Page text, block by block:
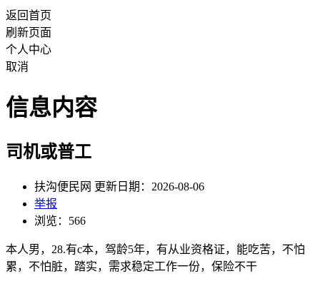
返回首页
刷新页面
个人中心
取消
信息内容
司机或普工
扶沟便民网 更新日期：2026-08-06
举报
浏览：566
本人男，28.有c本，驾龄5年，有从业资格证，能吃苦，不怕
累，不怕脏，踏实，需求稳定工作一份，保险不干